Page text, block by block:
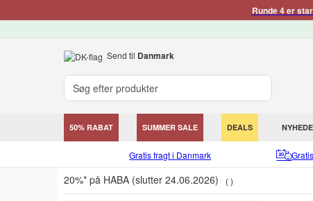
Runde 4 er
Send til Danmark
50% RABAT SUMMER SALE DEALS
Gratis fragt i Danmark
20%* på HABA (slutter 24.06.2026)